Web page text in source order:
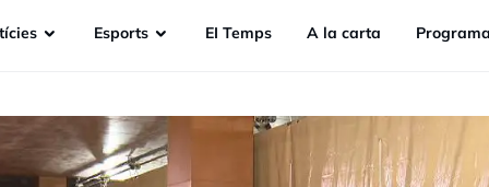
Esports EI Temps A la carta